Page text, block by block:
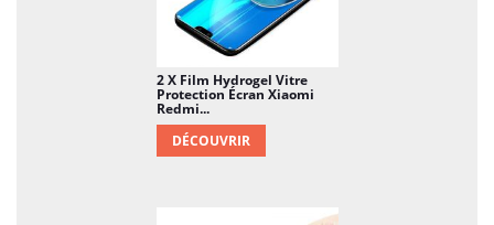
2 X Film Hydrogel Vitre
Protection Écran Xiaomi
Redmi...
DÉCOUVRIR